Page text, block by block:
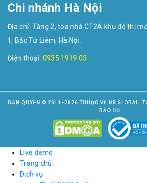
Chi nhánh Hà Nội
Địa chỉ: Tầng 2, tòa nhà CT2A khu đô thị
1, Bắc Từ Liêm, Hà Nội.
Điện thoại: 0935 1919 03
BẢN QUYỀN © 2011-2026 THUỘC VỀ NR GLOBAL.
BẢO HỘ.
Live demo
Trang chủ
Dịch vụ